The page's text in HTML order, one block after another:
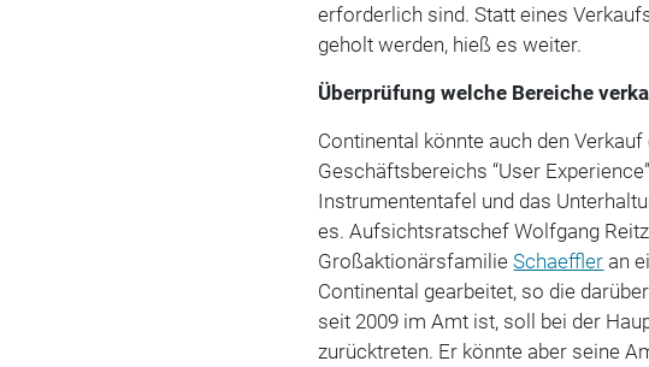
erforderlich sind. Statt eines
geholt werden, hieß es weiter.
Überprüfung welche Bereiche
Continental könnte auch den
Geschäftsbereichs “User
Instrumententafel und das
es. Aufsichtsratschef Wolfgang
GroßaktionärsfamilieSchaeffler an
Continental gearbeitet, so die
seit 2009 im Amt ist, soll bei der
zurücktreten. Er könnte aber seine